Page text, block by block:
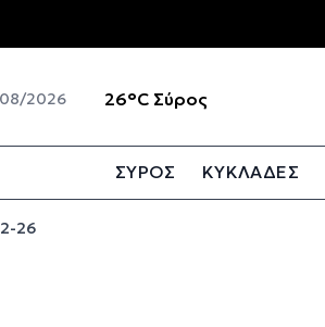
κυρίως περιεχόμενο
2026 26°C Σύρος
ΣΥΡΟΣ ΚΥΚΛΑΔΕΣ
26